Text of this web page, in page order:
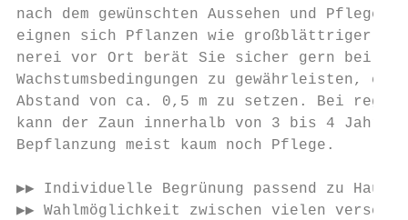
nach dem gewünschten Aussehen und
eignen sich Pflanzen wie großblättriger
nerei vor Ort berät Sie sicher gern bei der
Wachstumsbedingungen zu gewährleisten,
Abstand von ca. 0,5 m zu setzen. Bei
kann der Zaun innerhalb von 3 bis 4
Bepflanzung meist kaum noch Pflege.
▶▶ Individuelle Begrünung passend zu Haus
▶▶ Wahlmöglichkeit zwischen vielen